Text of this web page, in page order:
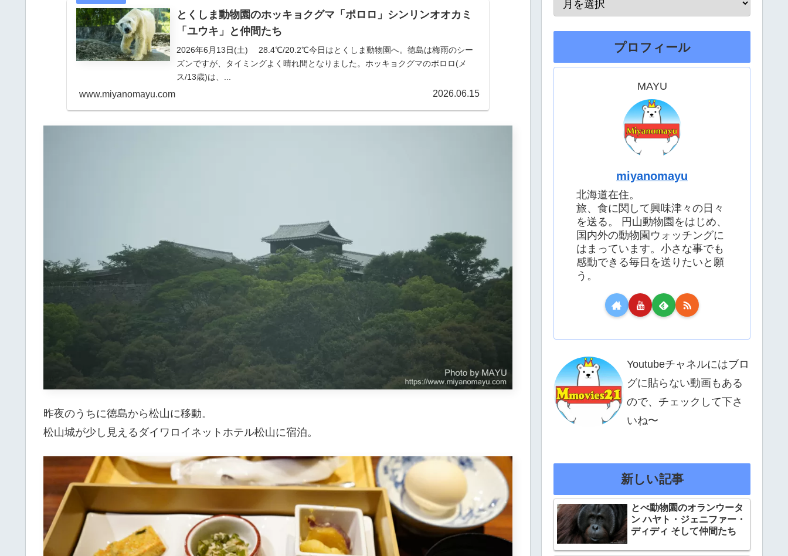
とくしま動物園のホッキョクグマ「ポロロ」シンリンオオカミ
「ユウキ」と仲間たち
2026年6月13日(土) 28.4℃/20.2℃今日はとくしま動物園へ。徳島は梅雨のシー
ズンですが、タイミングよく晴れ間となりました。ホッキョクグマのポロロ(メ
ス/13歳)は、...
www.miyanomayu.com 2026.06.15
昨夜のうちに徳島から松山に移動。
松山城が少し見えるダイワロイネットホテル松山に宿泊。
プロフィール
MAYU
miyanomayu
北海道在住。
旅、食に関して興味津々の日々
を送る。 円山動物園をはじめ、
国内外の動物園ウォッチングに
はまっています。小さな事でも
感動できる毎日を送りたいと願
う。
Youtubeチャネルにはブロ
グに貼らない動画もある
ので、チェックして下さ
いね〜
新しい記事
とべ動物園のオランウータ
ン ハヤト・ジェニファー・
ディディ そして仲間たち